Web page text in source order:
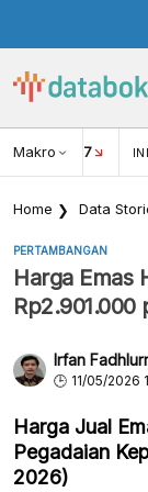
Makro
USD/IDR 17
Home Data
PERTAMBANGAN
Harga Emas
Rp2.901.000
Irfan
11/05/2026
Harga Jual
Pegadaian
2026)